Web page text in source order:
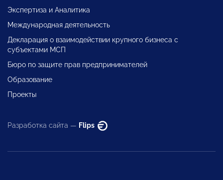
Экспертиза и Аналитика
Международная деятельность
Декларация о взаимодействии крупного бизнеса с
субъектами МСП
Бюро по защите прав предпринимателей
Образование
Проекты
Разработка сайта — Flips